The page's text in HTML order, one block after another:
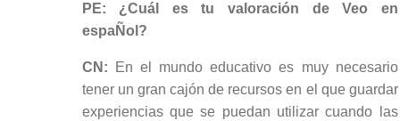
PE: ¿Cuál es tu valoración de Veo en
espaÑol?
CN: En el mundo educativo es muy necesario
tener un gran cajón de recursos en el que guardar
experiencias que se puedan utilizar cuando las